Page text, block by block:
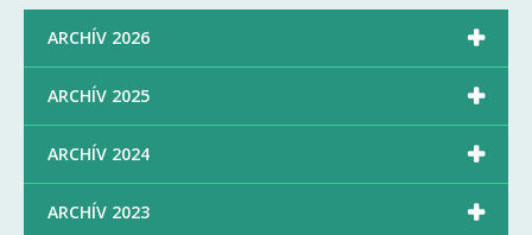
ARCHÍV 2026 
ARCHÍV 2025 
ARCHÍV 2024 
ARCHÍV 2023 